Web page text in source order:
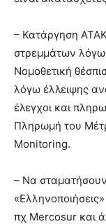
– Κατάργηση
στρεμμάτων λόγω
Νομοθετική
λόγω έλλειψης
έλεγχοι και
Πληρωμή του
Monitoring.
– Να σταματήσουν
πχ Mercosur και